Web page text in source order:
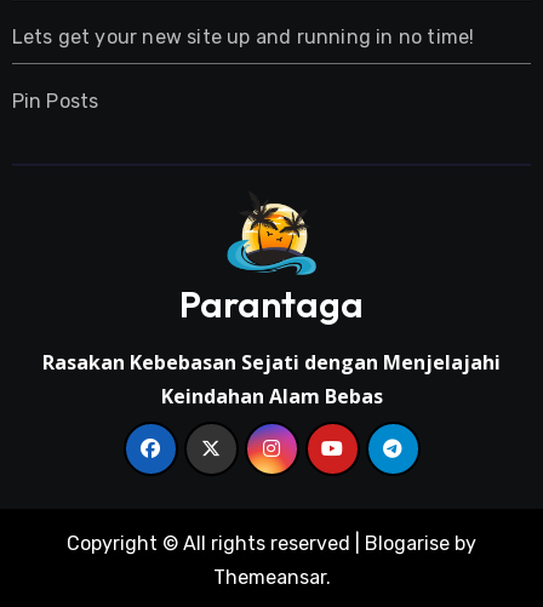
Lets get your new site up and running in no time!
Pin Posts
Parantaga
Rasakan Kebebasan Sejati dengan Menjelajahi
Keindahan Alam Bebas
Copyright © All rights reserved Blogarise by
Themeansar.